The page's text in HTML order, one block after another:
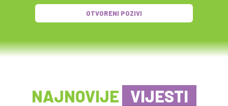
OTVORENI POZIVI
NAJNOVIJE VIJESTI